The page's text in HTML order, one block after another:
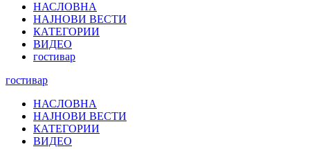
НАСЛОВНА
НАЈНОВИ ВЕСТИ
КАТЕГОРИИ
ВИДЕО
гостивар
гостивар
НАСЛОВНА
НАЈНОВИ ВЕСТИ
КАТЕГОРИИ
ВИДЕО